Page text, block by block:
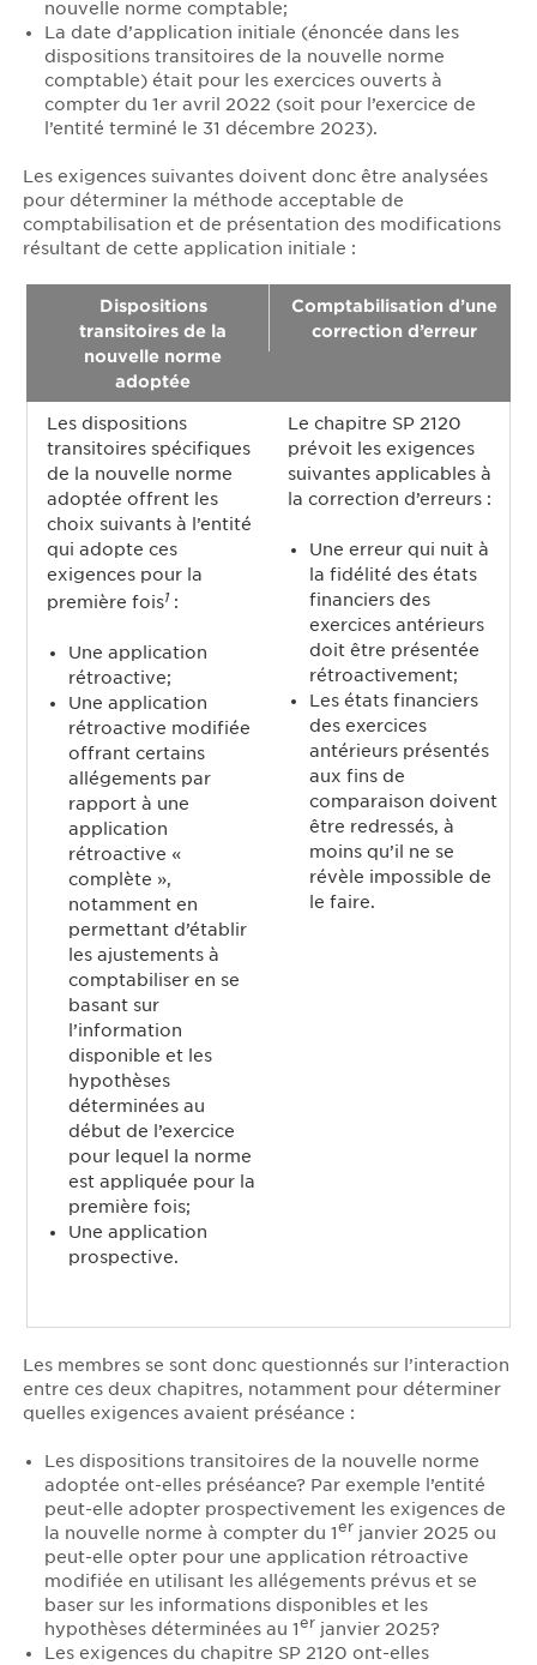
nouvelle norme comptable;
La date d’application initiale (énoncée dans les
dispositions transitoires de la nouvelle norme
comptable) était pour les exercices ouverts à
compter du 1er avril 2022 (soit pour l’exercice de
l’entité terminé le 31 décembre 2023).
Les exigences suivantes doivent donc être analysées
pour déterminer la méthode acceptable de
comptabilisation et de présentation des modifications
résultant de cette application initiale :
Dispositions
transitoires de la
nouvelle norme
adoptée
Comptabilisation d’une
correction d’erreur
Les dispositions
transitoires spécifiques
de la nouvelle norme
adoptée offrent les
choix suivants à l’entité
qui adopte ces
exigences pour la
première fois1 :
Une application
rétroactive;
Une application
rétroactive modifiée
offrant certains
allégements par
rapport à une
application
rétroactive «
complète »,
notamment en
permettant d’établir
les ajustements à
comptabiliser en se
basant sur
l’information
disponible et les
hypothèses
déterminées au
début de l’exercice
pour lequel la norme
est appliquée pour la
première fois;
Une application
prospective.
Le chapitre SP 2120
prévoit les exigences
suivantes applicables à
la correction d’erreurs :
Une erreur qui nuit à
la fidélité des états
financiers des
exercices antérieurs
doit être présentée
rétroactivement;
Les états financiers
des exercices
antérieurs présentés
aux fins de
comparaison doivent
être redressés, à
moins qu’il ne se
révèle impossible de
le faire.
Les membres se sont donc questionnés sur l’interaction
entre ces deux chapitres, notamment pour déterminer
quelles exigences avaient préséance :
Les dispositions transitoires de la nouvelle norme
adoptée ont-elles préséance? Par exemple l’entité
peut-elle adopter prospectivement les exigences de
la nouvelle norme à compter du 1er janvier 2025 ou
peut-elle opter pour une application rétroactive
modifiée en utilisant les allégements prévus et se
baser sur les informations disponibles et les
hypothèses déterminées au 1er janvier 2025?
Les exigences du chapitre SP 2120 ont-elles